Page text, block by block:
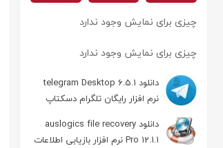
چیزی برای نمایش وجود ندارد
چیزی برای نمایش وجود ندارد
دانلود telegram Desktop 6.5.1
نرم افزار رایگان تلگرام دسکتاپ
دانلود auslogics file recovery
Pro 12.1.1 نرم افزار بازیابی اطلاعات